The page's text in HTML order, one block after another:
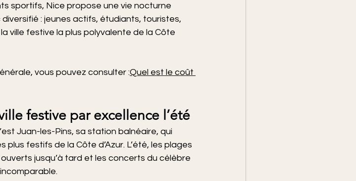
sportifs, Nice propose une vie nocturne
: jeunes actifs, étudiants, touristes,
ville festive la plus polyvalente de la Côte
vous pouvez consulter :Quel est le coût
festive par excellence l’été
Juan-les-Pins, sa station balnéaire, qui
plus festifs de la Côte d’Azur. L’été, les plages
jusqu’à tard et les concerts du célèbre